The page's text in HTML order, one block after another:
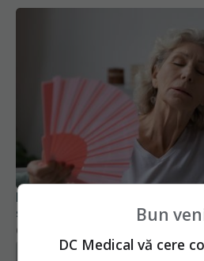
Bufeurile de la menopauză,
s-a descoperit în creierul
Bun
DC Medical vă cere